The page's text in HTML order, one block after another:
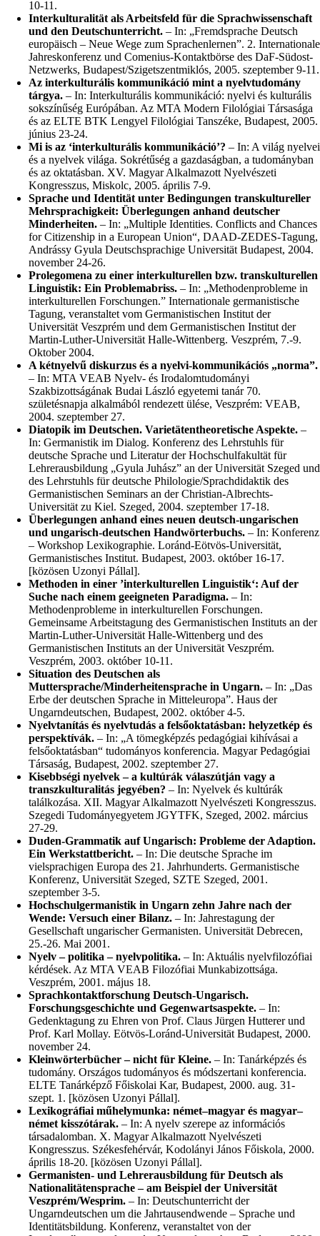
10-11.
Interkulturalität als Arbeitsfeld für die Sprachwissenschaft
und den Deutschunterricht. – In: „Fremdsprache Deutsch
europäisch – Neue Wege zum Sprachenlernen”. 2. Internationale
Jahreskonferenz und Comenius-Kontaktbörse des DaF-Südost-
Netzwerks, Budapest/Szigetszentmiklós, 2005. szeptember 9-11.
Az interkulturális kommunikáció mint a nyelvtudomány
tárgya. – In: Interkulturális kommunikáció: nyelvi és kulturális
sokszínűség Európában. Az MTA Modern Filológiai Társasága
és az ELTE BTK Lengyel Filológiai Tanszéke, Budapest, 2005.
június 23-24.
Mi is az ‘interkulturális kommunikáció’? – In: A világ nyelvei
és a nyelvek világa. Sokrétűség a gazdaságban, a tudományban
és az oktatásban. XV. Magyar Alkalmazott Nyelvészeti
Kongresszus, Miskolc, 2005. április 7-9.
Sprache und Identität unter Bedingungen transkultureller
Mehrsprachigkeit: Überlegungen anhand deutscher
Minderheiten. – In: „Multiple Identities. Conflicts and Chances
for Citizenship in a European Union“, DAAD-ZEDES-Tagung,
Andrássy Gyula Deutschsprachige Universität Budapest, 2004.
november 24-26.
Prolegomena zu einer interkulturellen bzw. transkulturellen
Linguistik: Ein Problemabriss. – In: „Methodenprobleme in
interkulturellen Forschungen.” Internationale germanistische
Tagung, veranstaltet vom Germanistischen Institut der
Universität Veszprém und dem Germanistischen Institut der
Martin-Luther-Universität Halle-Wittenberg. Veszprém, 7.-9.
Oktober 2004.
A kétnyelvű diskurzus és a nyelvi-kommunikációs „norma”.
– In: MTA VEAB Nyelv- és Irodalomtudományi
Szakbizottságának Budai László egyetemi tanár 70.
születésnapja alkalmából rendezett ülése, Veszprém: VEAB,
2004. szeptember 27.
Diatopik im Deutschen. Varietätentheoretische Aspekte. –
In: Germanistik im Dialog. Konferenz des Lehrstuhls für
deutsche Sprache und Literatur der Hochschulfakultät für
Lehrerausbildung „Gyula Juhász” an der Universität Szeged und
des Lehrstuhls für deutsche Philologie/Sprachdidaktik des
Germanistischen Seminars an der Christian-Albrechts-
Universität zu Kiel. Szeged, 2004. szeptember 17-18.
Überlegungen anhand eines neuen deutsch-ungarischen
und ungarisch-deutschen Handwörterbuchs. – In: Konferenz
– Workshop Lexikographie. Loránd-Eötvös-Universität,
Germanistisches Institut. Budapest, 2003. október 16-17.
[közösen Uzonyi Pállal].
Methoden in einer ’interkulturellen Linguistik‘: Auf der
Suche nach einem geeigneten Paradigma. – In:
Methodenprobleme in interkulturellen Forschungen.
Gemeinsame Arbeitstagung des Germanistischen Instituts an der
Martin-Luther-Universität Halle-Wittenberg und des
Germanistischen Instituts an der Universität Veszprém.
Veszprém, 2003. október 10-11.
Situation des Deutschen als
Muttersprache/Minderheitensprache in Ungarn. – In: „Das
Erbe der deutschen Sprache in Mitteleuropa”. Haus der
Ungarndeutschen, Budapest, 2002. október 4-5.
Nyelvtanítás és nyelvtudás a felsőoktatásban: helyzetkép és
perspektívák. – In: „A tömegképzés pedagógiai kihívásai a
felsőoktatásban“ tudományos konferencia. Magyar Pedagógiai
Társaság, Budapest, 2002. szeptember 27.
Kisebbségi nyelvek – a kultúrák válaszútján vagy a
transzkulturalitás jegyében? – In: Nyelvek és kultúrák
találkozása. XII. Magyar Alkalmazott Nyelvészeti Kongresszus.
Szegedi Tudományegyetem JGYTFK, Szeged, 2002. március
27-29.
Duden-Grammatik auf Ungarisch: Probleme der Adaption.
Ein Werkstattbericht. – In: Die deutsche Sprache im
vielsprachigen Europa des 21. Jahrhunderts. Germanistische
Konferenz, Universität Szeged, SZTE Szeged, 2001.
szeptember 3-5.
Hochschulgermanistik in Ungarn zehn Jahre nach der
Wende: Versuch einer Bilanz. – In: Jahrestagung der
Gesellschaft ungarischer Germanisten. Universität Debrecen,
25.-26. Mai 2001.
Nyelv – politika – nyelvpolitika. – In: Aktuális nyelvfilozófiai
kérdések. Az MTA VEAB Filozófiai Munkabizottsága.
Veszprém, 2001. május 18.
Sprachkontaktforschung Deutsch-Ungarisch.
Forschungsgeschichte und Gegenwartsaspekte. – In:
Gedenktagung zu Ehren von Prof. Claus Jürgen Hutterer und
Prof. Karl Mollay. Eötvös-Loránd-Universität Budapest, 2000.
november 24.
Kleinwörterbücher – nicht für Kleine. – In: Tanárképzés és
tudomány. Országos tudományos és módszertani konferencia.
ELTE Tanárképző Főiskolai Kar, Budapest, 2000. aug. 31-
szept. 1. [közösen Uzonyi Pállal].
Lexikográfiai műhelymunka: német–magyar és magyar–
német kisszótárak. – In: A nyelv szerepe az információs
társadalomban. X. Magyar Alkalmazott Nyelvészeti
Kongresszus. Székesfehérvár, Kodolányi János Főiskola, 2000.
április 18-20. [közösen Uzonyi Pállal].
Germanisten- und Lehrerausbildung für Deutsch als
Nationalitätensprache – am Beispiel der Universität
Veszprém/Wesprim. – In: Deutschunterricht der
Ungarndeutschen um die Jahrtausendwende – Sprache und
Identitätsbildung. Konferenz, veranstaltet von der